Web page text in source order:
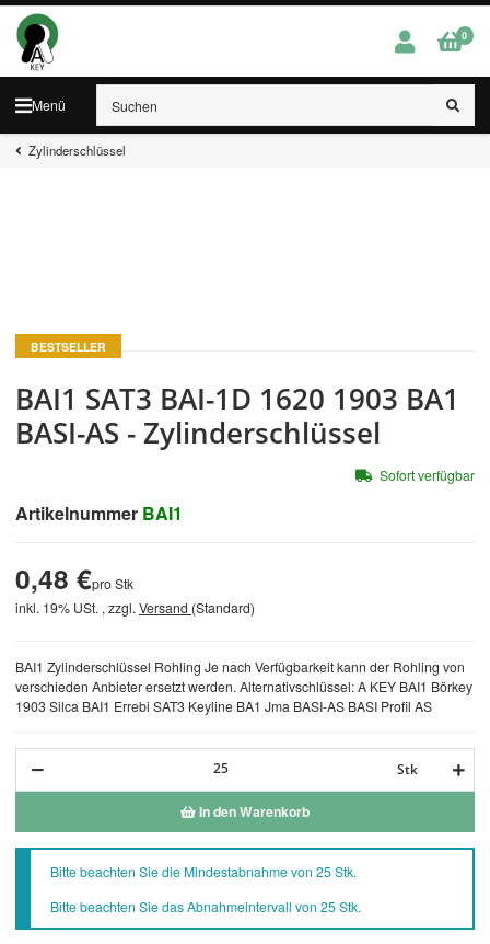
Menü
0
Zylinderschlüssel
BESTSELLER
BAI1 SAT3 BAI-1D 1620 1903 BA1
BASI-AS - Zylinderschlüssel
Artikelnummer BAI1
BAI1 Zylinderschlüssel Rohling Je nach Verfügbarkeit kann der Rohling von
verschieden Anbieter ersetzt werden. Alternativschlüssel: A KEY BAI1 Börkey
1903 Silca BAI1 Errebi SAT3 Keyline BA1 Jma BASI-AS BASI Profil AS
0,48 €pro Stk
inkl. 19% USt. , zzgl. Versand (Standard)
Stk
In den Warenkorb
xBitte beachten Sie die Mindestabnahme von 25 Stk.
Bitte beachten Sie das Abnahmeintervall von 25 Stk.
Sofort verfügbar